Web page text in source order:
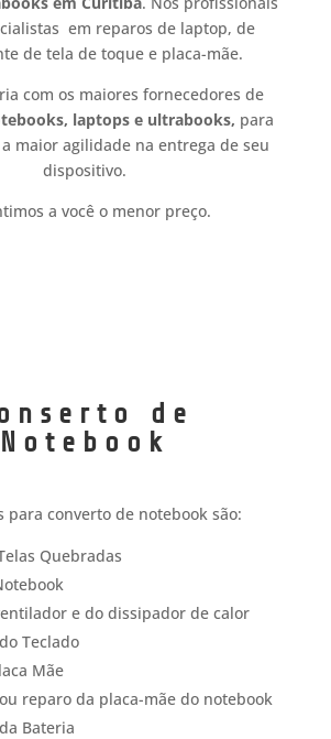
em reparos de laptop, de
de tela de toque e placa-mãe.
com os maiores fornecedores de
laptops e ultrabooks, para
maior agilidade na entrega de seu
dispositivo.
a você o menor preço.
de
Notebook
para converto de notebook são:
Quebradas
e do dissipador de calor
Teclado
Mãe
reparo da placa-mãe do notebook
Bateria